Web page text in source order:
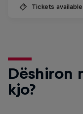
Tickets available
Dëshiron
kjo?